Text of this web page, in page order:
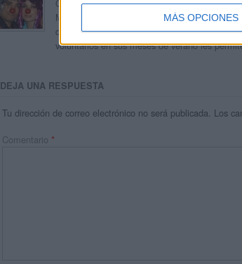
MÁS OPCIONES
Orientación Andújar no es solo un blog, es la
Maribel, que además de ser pareja, son los
dentro del blog y en el cual, vuelcan la
voluntarios en sus meses de verano les
DEJA UNA RESPUESTA
Tu dirección de correo electrónico no será publicada. Los
Comentario *